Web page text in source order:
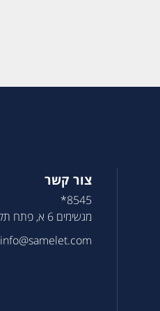
צור קשר
8545*
מגשימים 6 א, פתח תקווה
info@samelet.com